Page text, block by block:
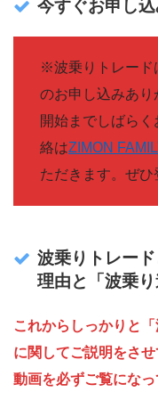
今すぐお申し
※波乗りトレード
のお申し込みあ
開始までしばら
絡はZIMON
ただきます。ぜひ
波乗りトレー
理由と「波乗
これからしっかりと
に関してご説明をさ
動画を必ずご覧になっ